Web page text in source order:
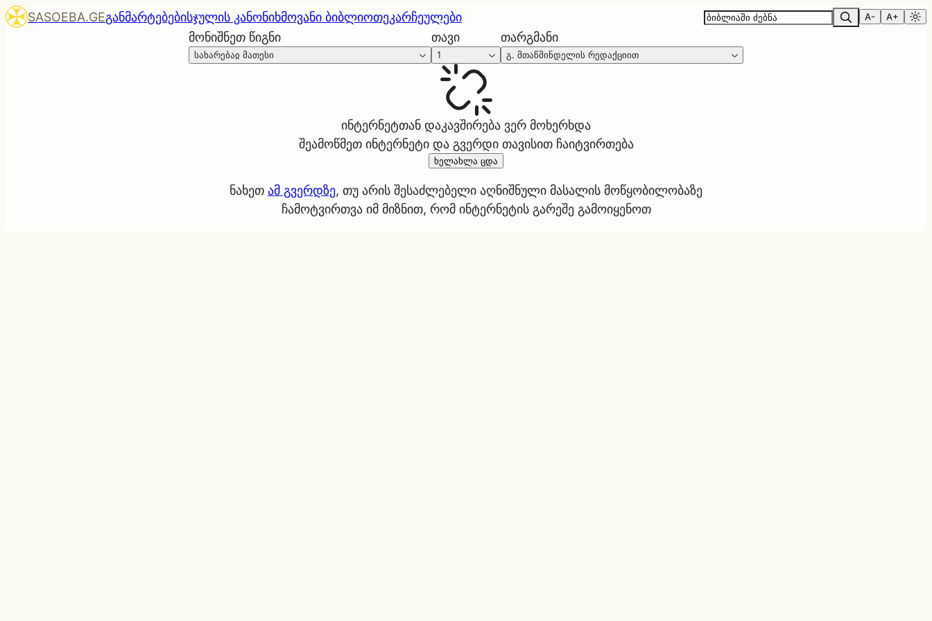
SASOEBA.GEგანმარტებებისჯულის კანონიხმოვანი ბიბლიოთეკარჩეულები A- A+
მონიშნეთ წიგნი
სახარებაჲ მათესი
თავი
1
თარგმანი
გ. მთაწმინდელის რედაქციით
ინტერნეტთან დაკავშირება ვერ მოხერხდა
შეამოწმეთ ინტერნეტი და გვერდი თავისით ჩაიტვირთება
ხელახლა ცდა
ნახეთ ამ გვერდზე, თუ არის შესაძლებელი აღნიშნული მასალის მოწყობილობაზე
ჩამოტვირთვა იმ მიზნით, რომ ინტერნეტის გარეშე გამოიყენოთ